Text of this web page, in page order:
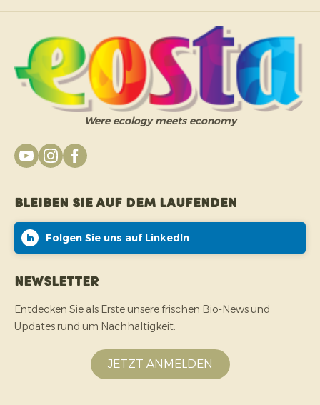
Were ecology meets economy
Bleiben Sie auf dem Laufenden
Folgen Sie uns auf LinkedIn
Newsletter
Entdecken Sie als Erste unsere frischen Bio-News und
Updates rund um Nachhaltigkeit.
JETZT ANMELDEN